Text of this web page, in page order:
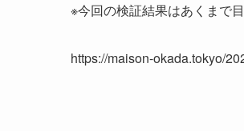
※今回の検証結果はあくまで
https://maison-okada.tokyo/